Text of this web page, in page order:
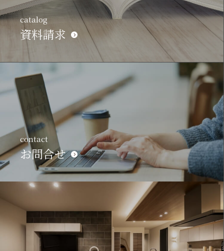
catalog
資料請求
contact
お問合せ